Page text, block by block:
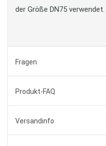
der Größe DN75 verwendet.
Fragen
Produkt-FAQ
Versandinfo